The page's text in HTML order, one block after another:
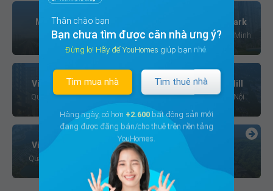
Masteri Thảo Điền
Quận 2, Hồ Chí Minh
Vinhomes Central Park
Quận Bình Thạnh, Hồ Chí Minh
Vinhomes Royal City
Quận Thanh Xuân, Hà Nội
Times City - Park Hill
Quận Hai Bà Trưng, Hà Nội
Vinhomes Green Bay
Quận Nam Từ Liêm, Hà Nội Cộng đồng cư dân
Thân chào bạn
Bạn chưa tìm được căn nhà ưng ý?
Đừng lo! Hãy để YouHomes giúp bạn nhé.
Tìm mua nhà Tìm thuê nhà
Hàng ngày, có hơn +2.600 bất động sản mới
đang được đăng bán/cho thuê trên nền tảng
YouHomes.